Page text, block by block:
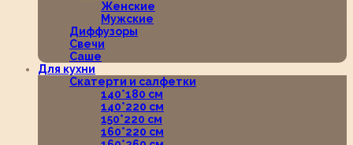
Женские
Мужские
Диффузоры
Свечи
Саше
Для кухни
Скатерти и салфетки
140*180 см
140*220 см
150*220 см
160*220 см